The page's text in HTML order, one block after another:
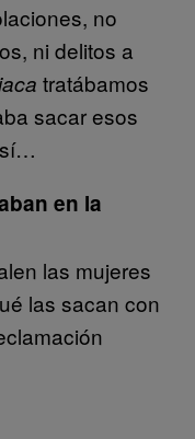
no
ni delitos a
tratábamos
sacar esos
sí…
en la
las mujeres
las sacan con